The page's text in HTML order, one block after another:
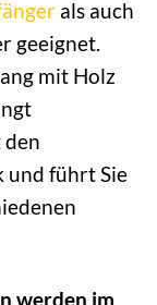
als auch
geeignet.
mit Holz
und führt Sie
werden im